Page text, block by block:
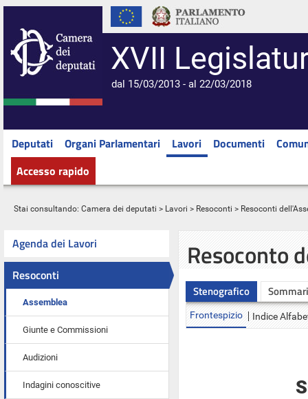
XVII
dal 15/03/2013 - al 22/03/2018
Deputati Organi Parlamentari Lavori Documenti
Accesso rapido
Stai consultando: Camera dei deputati > Lavori > Resoconti > Resoconti
Agenda dei Lavori
Resoconti
Assemblea
Giunte e Commissioni
Audizioni
Indagini conoscitive
Resoconto
Stenografico
Frontespizio Indice